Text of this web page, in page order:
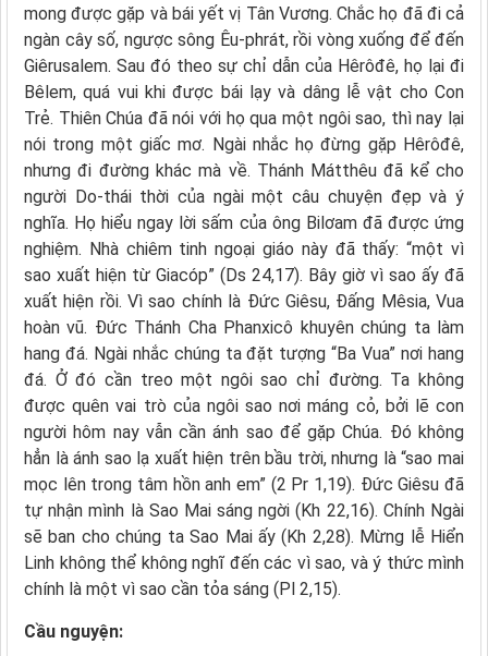
mong được gặp và bái yết vị Tân Vương. Chắc họ đã đi cả
ngàn cây số, ngược sông Êu-phrát, rồi vòng xuống để đến
Giêrusalem. Sau đó theo sự chỉ dẫn của Hêrôđê, họ lại đi
Bêlem, quá vui khi được bái lạy và dâng lễ vật cho Con
Trẻ. Thiên Chúa đã nói với họ qua một ngôi sao, thì nay lại
nói trong một giấc mơ. Ngài nhắc họ đừng gặp Hêrôđê,
nhưng đi đường khác mà về. Thánh Mátthêu đã kể cho
người Do-thái thời của ngài một câu chuyện đẹp và ý
nghĩa. Họ hiểu ngay lời sấm của ông Bilơam đã được ứng
nghiệm. Nhà chiêm tinh ngoại giáo này đã thấy: “một vì
sao xuất hiện từ Giacóp” (Ds 24,17). Bây giờ vì sao ấy đã
xuất hiện rồi. Vì sao chính là Đức Giêsu, Đấng Mêsia, Vua
hoàn vũ. Đức Thánh Cha Phanxicô khuyên chúng ta làm
hang đá. Ngài nhắc chúng ta đặt tượng “Ba Vua” nơi hang
đá. Ở đó cần treo một ngôi sao chỉ đường. Ta không
được quên vai trò của ngôi sao nơi máng cỏ, bởi lẽ con
người hôm nay vẫn cần ánh sao để gặp Chúa. Đó không
hẳn là ánh sao lạ xuất hiện trên bầu trời, nhưng là “sao mai
mọc lên trong tâm hồn anh em” (2 Pr 1,19). Đức Giêsu đã
tự nhận mình là Sao Mai sáng ngời (Kh 22,16). Chính Ngài
sẽ ban cho chúng ta Sao Mai ấy (Kh 2,28). Mừng lễ Hiển
Linh không thể không nghĩ đến các vì sao, và ý thức mình
chính là một vì sao cần tỏa sáng (Pl 2,15).
Cầu nguyện: